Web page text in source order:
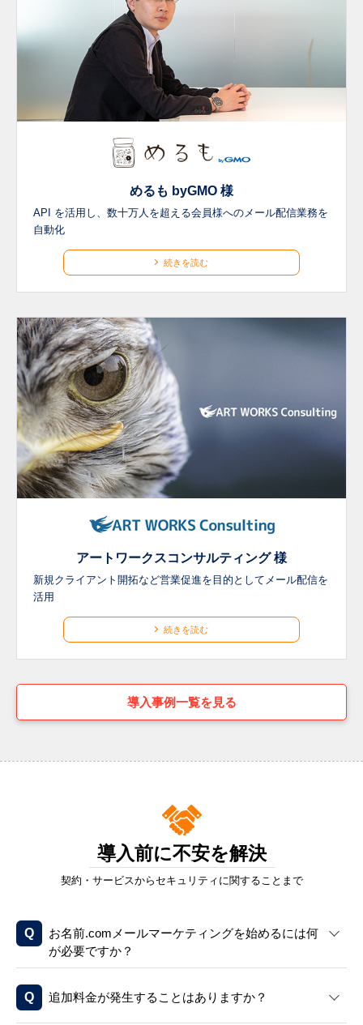
めるも byGMO 様
API を活用し、数十万人を超える会員様へのメール配信業務を
自動化
続きを読む
アートワークスコンサルティング 様
新規クライアント開拓など営業促進を目的としてメール配信を
活用
続きを読む
導入事例一覧を見る
導入前に不安を解決
契約・サービスからセキュリティに関することまで
お名前.comメールマーケティングを始めるには何
が必要ですか？
追加料金が発生することはありますか？